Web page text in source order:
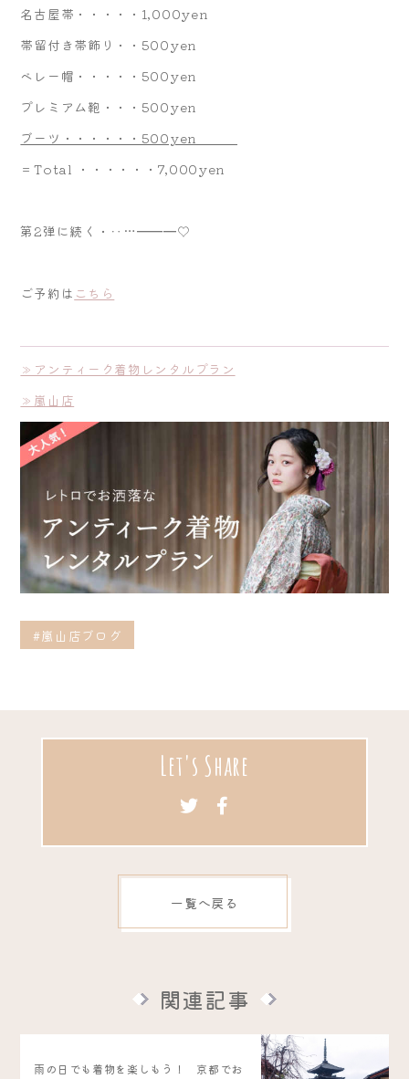
名古屋帯・・・・・1,000yen
帯留付き帯飾り・・500yen
ベレー帽・・・・・500yen
プレミアム鞄・・・500yen
ブーツ・・・・・・500yen
＝Total ・・・・・・7,000yen
第2弾に続く・‥…━━━♡
ご予約は こちら
≫アンティーク着物レンタルプラン
≫嵐山店
#嵐山店ブログ
Let's Share
一覧へ戻る
関連記事
雨の日でも着物を楽しもう！ 京都でお